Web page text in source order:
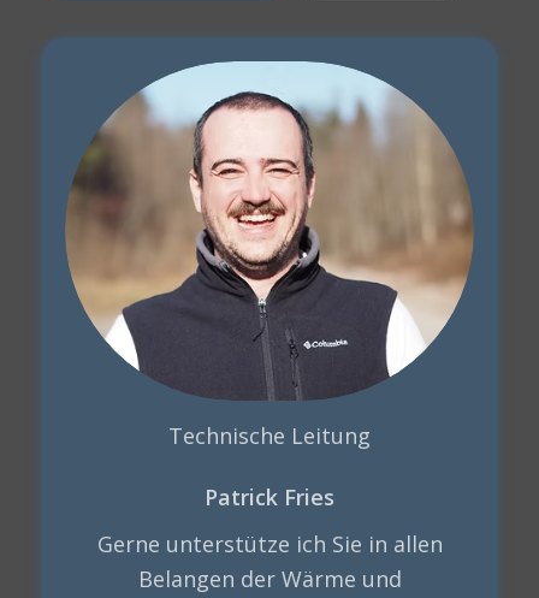
Technische Leitung
Patrick Fries
Gerne unterstütze ich Sie in allen
Belangen der Wärme und